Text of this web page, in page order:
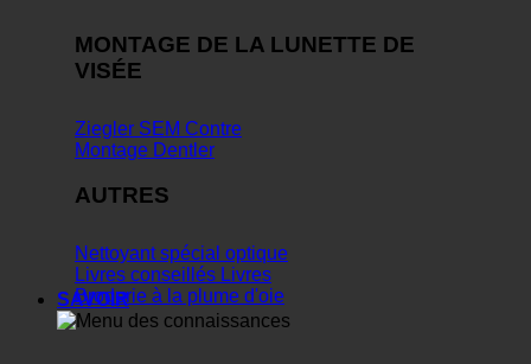
MONTAGE DE LA LUNETTE DE
VISÉE
Ziegler SEM Contre
Montage Dentler
AUTRES
Nettoyant spécial optique
Livres conseillés Livres
Broderie à la plume d'oie
SAVOIR